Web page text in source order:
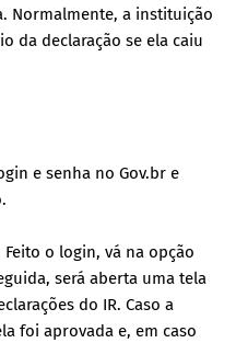
Normalmente, a instituição
da declaração se ela caiu
e senha no Gov.br e
Feito o login, vá na opção
será aberta uma tela
do IR. Caso a
foi aprovada e, em caso